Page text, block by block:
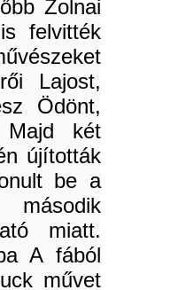
Zolnai
felvitték
Lajost,
Ödönt,
Majd két
újították
be a
miatt.
A fából
művet